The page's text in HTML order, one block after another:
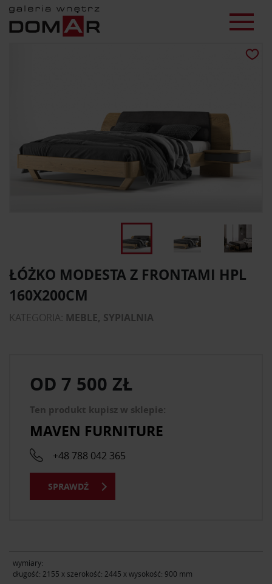
ŁÓŻKO MODESTA Z FRONTAMI HPL
160X200CM
KATEGORIA: MEBLE, SYPIALNIA
wymiary:
długość: 2155 х szerokość: 2445 х wysokość: 900 mm
OD 7 500 ZŁ
Ten produkt kupisz w sklepie:
MAVEN FURNITURE
+48 788 042 365
SPRAWDŹ